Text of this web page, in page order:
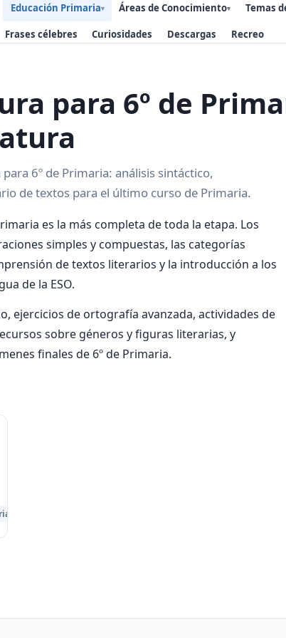
Educación Primaria▾ Áreas de Conocimiento▾ Temas
Frases célebres Curiosidades Descargas Recreo
para 6º de
6º de Primaria: análisis sintáctico,
de textos para el último curso de Primaria.
es la más completa de toda la etapa. Los
simples y compuestas, las categorías
de textos literarios y la introducción a los
de la ESO.
ejercicios de ortografía avanzada, actividades de
sobre géneros y figuras literarias, y
finales de 6º de Primaria.